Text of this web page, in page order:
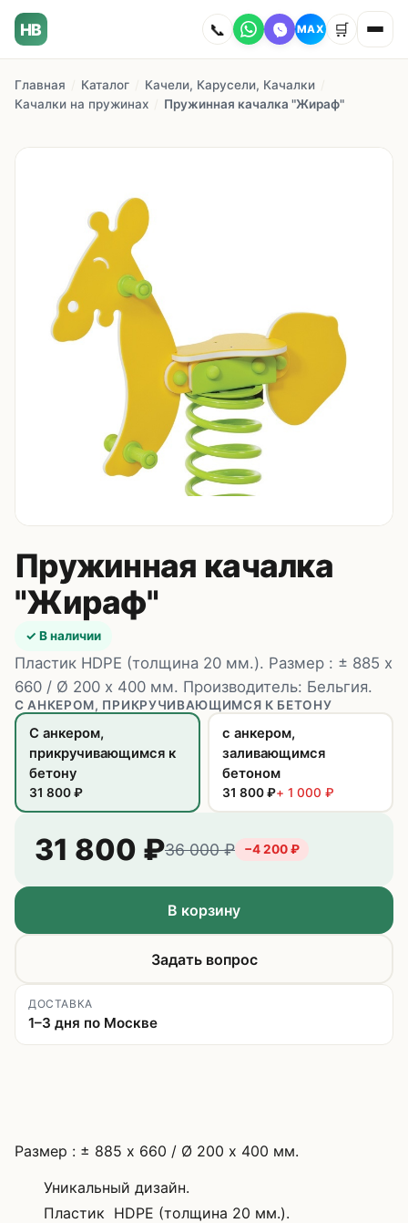
HB 📞 MAX 🛒
Главная
О компании
Как заказать
Доставка
Сотрудничество
8 (495) 235-24-00
Zakaz.HappyBaby2000@ya.ru
Главная Каталог Качели, Карусели, Качалки
Качалки на пружинах
Пружинная качалка "Жираф"
Пружинная качалка
"Жираф"
✓ В наличии
Пластик HDPE (толщина 20 мм.). Размер : ± 885 х
660 / Ø 200 х 400 мм. Производитель: Бельгия.
С АНКЕРОМ, ПРИКРУЧИВАЮЩИМСЯ К БЕТОНУ
С анкером,
прикручивающимся к
бетону
31 800₽
с анкером,
заливающимся
бетоном
31 800₽+ 1 000 ₽
31 800 ₽36 000₽ −4 200₽
В корзину
Задать вопрос
ДОСТАВКА
1–3 дня по Москве
Размер : ± 885 х 660 / Ø 200 х 400 мм.
Уникальный дизайн.
Пластик HDPE (толщина 20 мм.).